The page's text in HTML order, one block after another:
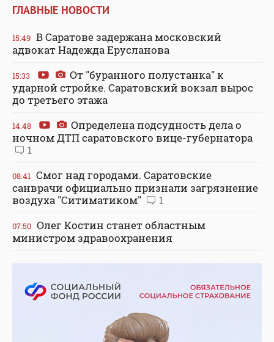
ГЛАВНЫЕ НОВОСТИ
15:49 В Саратове задержана московский
адвокат Надежда Ерусланова
15:33
От "буранного полустанка" к
ударной стройке. Саратовский вокзал вырос
до третьего этажа
14:48
Определена подсудность дела о
ночном ДТП саратовского вице-губернатора
1
08:41 Смог над городами. Саратовские
санврачи официально признали загрязнение
воздуха "Ситиматиком"
1
07:50 Олег Костин станет областным
министром здравоохранения